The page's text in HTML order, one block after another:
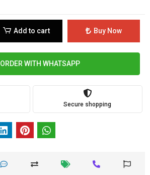
Add to cart Buy Now
ORDER WITH WHATSAPP
Secure shopping